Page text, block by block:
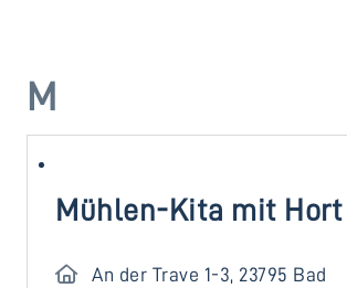
M
Mühlen-Kita mit Hort
An der Trave 1-3, 23795 Bad